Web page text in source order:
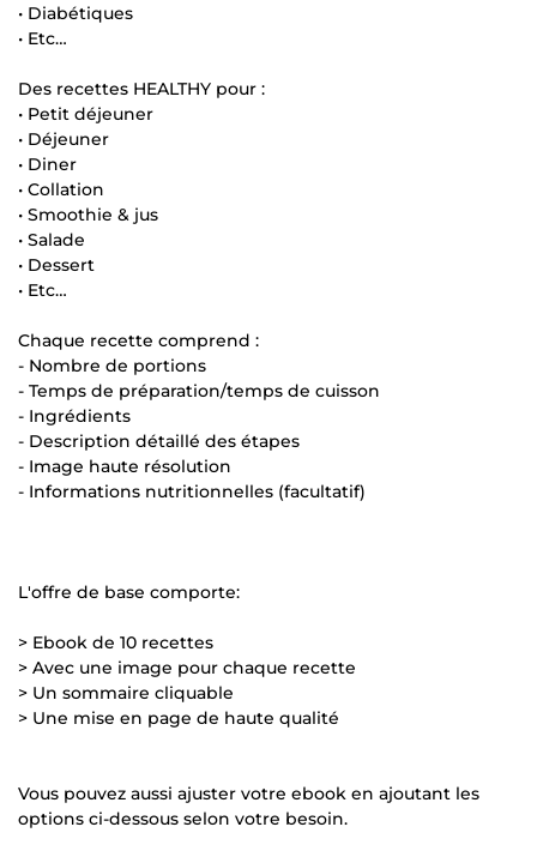
• Diabétiques
• Etc…
Des recettes HEALTHY pour :
• Petit déjeuner
• Déjeuner
• Diner
• Collation
• Smoothie & jus
• Salade
• Dessert
• Etc…
Chaque recette comprend :
- Nombre de portions
- Temps de préparation/temps de cuisson
- Ingrédients
- Description détaillé des étapes
- Image haute résolution
- Informations nutritionnelles (facultatif)
L'offre de base comporte:
> Ebook de 10 recettes
> Avec une image pour chaque recette
> Un sommaire cliquable
> Une mise en page de haute qualité
Vous pouvez aussi ajuster votre ebook en ajoutant les
options ci-dessous selon votre besoin.